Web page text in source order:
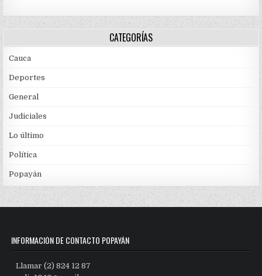
CATEGORÍAS
Cauca
Deportes
General
Judiciales
Lo último
Política
Popayán
INFORMACIÓN DE CONTACTO POPAYÁN
Llamar (2) 824 12 87